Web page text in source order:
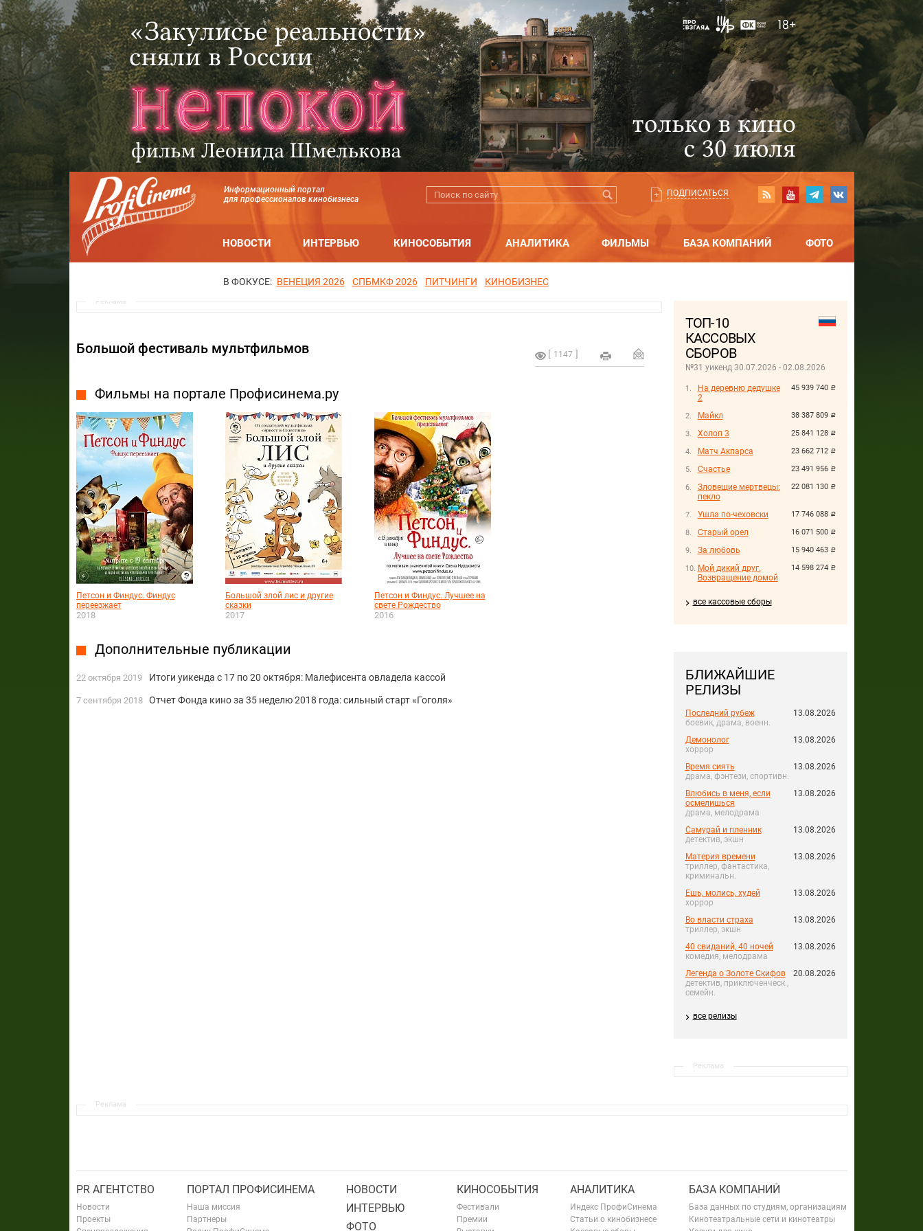
Информационный портал
для профессионалов кинобизнеса
ПОДПИСАТЬСЯ
НОВОСТИ ИНТЕРВЬЮ КИНОСОБЫТИЯ АНАЛИТИКА ФИЛЬМЫ БАЗА КОМПАНИЙ ФОТО
В ФОКУСЕ: ВЕНЕЦИЯ 2026 СПБМКФ 2026 ПИТЧИНГИ КИНОБИЗНЕС
ТОП-10
КАССОВЫХ
СБОРОВ
№31 уикенд 30.07.2026 - 02.08.2026
45 939 740 руб.
На деревню дедушке
2
38 387 809 руб.
Майкл
25 841 128 руб.
Холоп 3
23 662 712 руб.
Матч Акпарса
23 491 956 руб.
Счастье
22 081 130 руб.
Зловещие мертвецы:
пекло
17 746 088 руб.
Ушла по-чеховски
16 071 500 руб.
Старый орел
15 940 463 руб.
За любовь
14 598 274 руб.
Мой дикий друг.
Возвращение домой
все кассовые сборы
БЛИЖАЙШИЕ
РЕЛИЗЫ
Последний рубеж
боевик, драма, военн.
13.08.2026
Демонолог
хоррор
13.08.2026
Время сиять
драма, фэнтези, спортивн.
13.08.2026
Влюбись в меня, если
осмелишься
драма, мелодрама
13.08.2026
Самурай и пленник
детектив, экшн
13.08.2026
Материя времени
триллер, фантастика,
криминальн.
13.08.2026
Ешь, молись, худей
хоррор
13.08.2026
Во власти страха
триллер, экшн
13.08.2026
40 свиданий, 40 ночей
комедия, мелодрама
13.08.2026
Легенда о Золоте Скифов
детектив, приключенческ.,
семейн.
20.08.2026
все релизы
Реклама
Реклама
1147
Большой фестиваль мультфильмов
Фильмы на портале Профисинема.ру
Петсон и Финдус. Финдус
переезжает
2018
Большой злой лис и другие
сказки
2017
Петсон и Финдус. Лучшее на
свете Рождество
2016
Дополнительные публикации
22 октября 2019 Итоги уикенда с 17 по 20 октября: Малефисента овладела кассой
7 сентября 2018 Отчет Фонда кино за 35 неделю 2018 года: сильный старт «Гоголя»
Реклама
PR АГЕНТСТВО
Новости
Проекты
ПОРТАЛ ПРОФИСИНЕМА
Наша миссия
Партнеры
НОВОСТИ
ИНТЕРВЬЮ
ФОТО
КИНОСОБЫТИЯ
Фестивали
Премии
АНАЛИТИКА
Индекс ПрофиСинема
Статьи о кинобизнесе
БАЗА КОМПАНИЙ
База данных по студиям, организациям
Кинотеатральные сети и кинотеатры